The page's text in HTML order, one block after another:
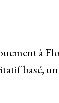
à
basé,